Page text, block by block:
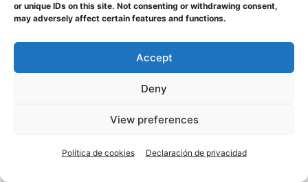
or unique IDs on this site. Not consenting or withdrawing consent,
may adversely affect certain features and functions.
Accept
Deny
View preferences
Política de cookies Declaración de privacidad
Conclusión
para negocios que necesitan eficiencia, velocidad y
resistencia en su operativa diaria. La tendencia actual
apunta hacia máquinas más inteligentes, eficientes y
precio inicial, sino en el coste operativo a largo plazo.